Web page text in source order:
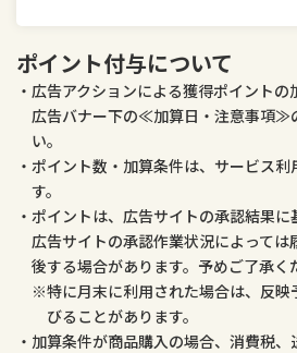
ポイント付与について
広告アクションによる獲得ポイントの
広告バナー下の≪加算日・注意事項≫
い。
ポイント数・加算条件は、サービス利
す。
ポイントは、広告サイトの承認結果に
広告サイトの承認作業状況によって
後する場合があります。予めご了承く
特に月末に利用された場合は、反
びることがあります。
加算条件が商品購入の場合、消費税